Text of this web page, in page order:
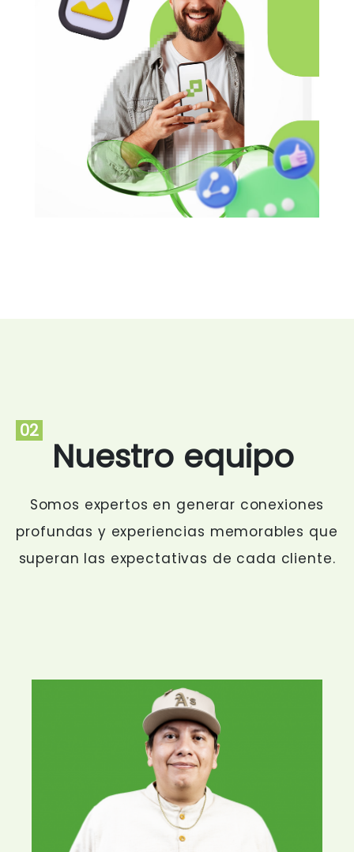
02
Nuestro equipo
Somos expertos en generar conexiones
profundas y experiencias memorables que
superan las expectativas de cada cliente.